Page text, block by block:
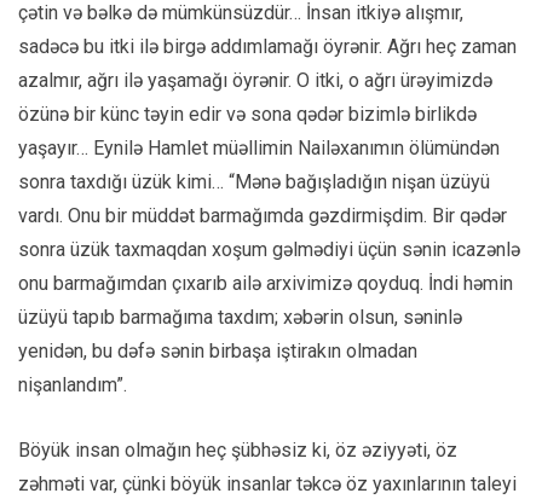
çətin və bəlkə də mümkünsüzdür… İnsan itkiyə alışmır,
sadəcə bu itki ilə birgə addımlamağı öyrənir. Ağrı heç zaman
azalmır, ağrı ilə yaşamağı öyrənir. O itki, o ağrı ürəyimizdə
özünə bir künc təyin edir və sona qədər bizimlə birlikdə
yaşayır… Eynilə Hamlet müəllimin Nailəxanımın ölümündən
sonra taxdığı üzük kimi… “Mənə bağışladığın nişan üzüyü
vardı. Onu bir müddət barmağımda gəzdirmişdim. Bir qədər
sonra üzük taxmaqdan xoşum gəlmədiyi üçün sənin icazənlə
onu barmağımdan çıxarıb ailə arxivimizə qoyduq. İndi həmin
üzüyü tapıb barmağıma taxdım; xəbərin olsun, səninlə
yenidən, bu dəfə sənin birbaşa iştirakın olmadan
nişanlandım”.
Böyük insan olmağın heç şübhəsiz ki, öz əziyyəti, öz
zəhməti var, çünki böyük insanlar təkcə öz yaxınlarının taleyi